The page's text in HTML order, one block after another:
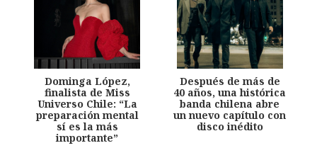
Dominga López,
finalista de Miss
Universo Chile: “La
preparación mental
sí es la más
importante”
Después de más de
40 años, una histórica
banda chilena abre
un nuevo capítulo con
disco inédito